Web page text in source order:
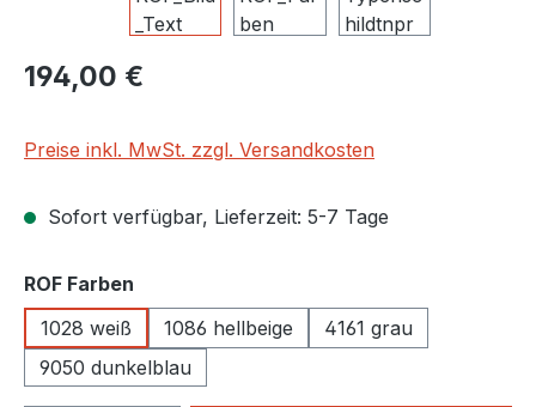
Regulärer Preis:
194,00 €
Preise inkl. MwSt. zzgl. Versandkosten
Sofort verfügbar, Lieferzeit: 5-7 Tage
ROF Farben
1028 weiß
1086 hellbeige
4161 grau
9050 dunkelblau